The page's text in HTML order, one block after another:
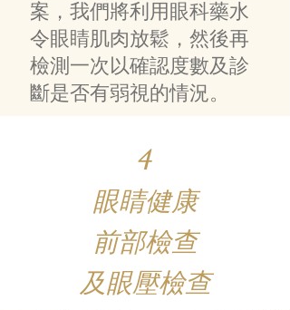
案，我們將利用眼科藥水
令眼睛肌肉放鬆，然後再
檢測一次以確認度數及診
斷是否有弱視的情況。
4
眼睛健康
前部檢查
及眼壓檢查